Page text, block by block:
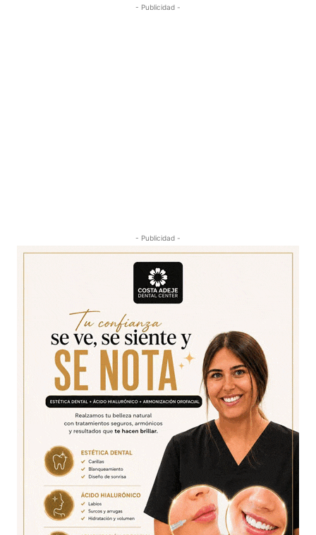
- Publicidad -
- Publicidad -